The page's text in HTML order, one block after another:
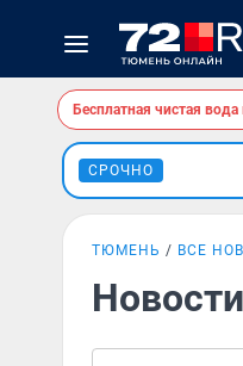
Бесплатная чистая
СРОЧНО
ТЮМЕНЬ ВСЕ